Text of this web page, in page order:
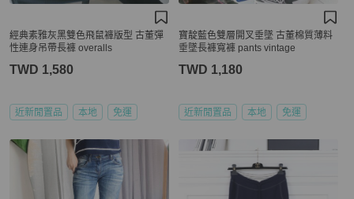
經典素雅灰黑雙色飛鼠褲版型 古董彈
性連身吊帶長褲 overalls
TWD 1,580
近新閒置品 本地 免運
寶靛藍色雙層開叉垂墜 古董棉質薄料
垂墜長褲寬褲 pants vintage
TWD 1,180
近新閒置品 本地 免運